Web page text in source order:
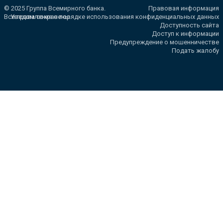
© 2025 Группа Всемирного банка.
Все права сохранены.
Правовая информация
Уведомление о порядке использования конфиденциальных данных
Доступность сайта
Доступ к информации
Предупреждение о мошенничестве
Подать жалобу